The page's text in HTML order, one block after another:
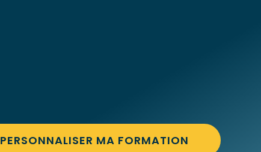
PERSONNALISER MA FORMATION